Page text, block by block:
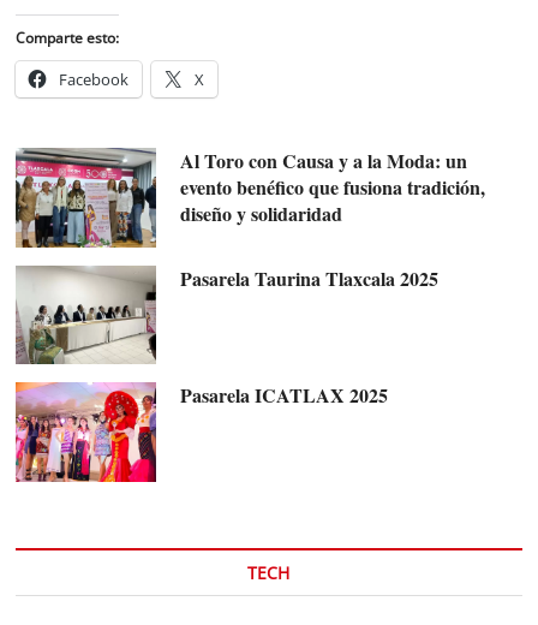
Comparte esto:
Facebook X
Al Toro con Causa y a la Moda: un
evento benéfico que fusiona tradición,
diseño y solidaridad
Pasarela Taurina Tlaxcala 2025
Pasarela ICATLAX 2025
TECH